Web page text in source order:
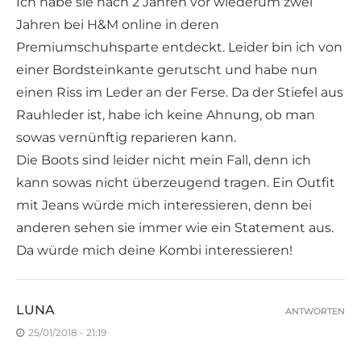
Jahren bei H&M online in deren
Premiumschuhsparte entdeckt. Leider bin ich von
einer Bordsteinkante gerutscht und habe nun
einen Riss im Leder an der Ferse. Da der Stiefel aus
Rauhleder ist, habe ich keine Ahnung, ob man
sowas vernünftig reparieren kann.
Die Boots sind leider nicht mein Fall, denn ich
kann sowas nicht überzeugend tragen. Ein Outfit
mit Jeans würde mich interessieren, denn bei
anderen sehen sie immer wie ein Statement aus.
Da würde mich deine Kombi interessieren!
LUNA
25/01/2018 - 21:19
ANTWORTEN